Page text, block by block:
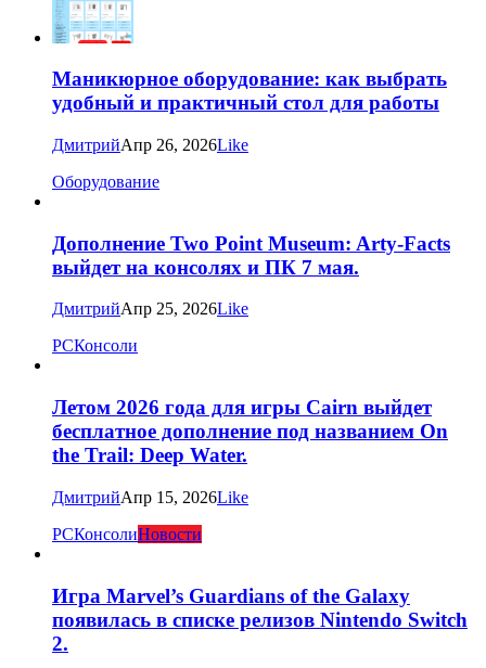
Маникюрное оборудование: как выбрать
удобный и практичный стол для работы
ДмитрийАпр 26, 2026Like
Оборудование
Дополнение Two Point Museum: Arty-Facts
выйдет на консолях и ПК 7 мая.
ДмитрийАпр 25, 2026Like
PCКонсоли
Летом 2026 года для игры Cairn выйдет
бесплатное дополнение под названием On
the Trail: Deep Water.
ДмитрийАпр 15, 2026Like
PCКонсолиНовости
Игра Marvel’s Guardians of the Galaxy
появилась в списке релизов Nintendo Switch
2.